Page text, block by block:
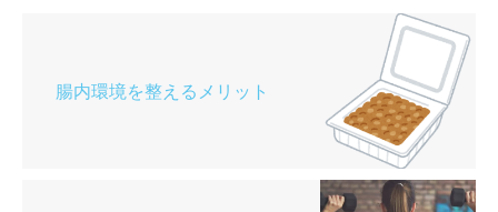
腸内環境を整えるメリット